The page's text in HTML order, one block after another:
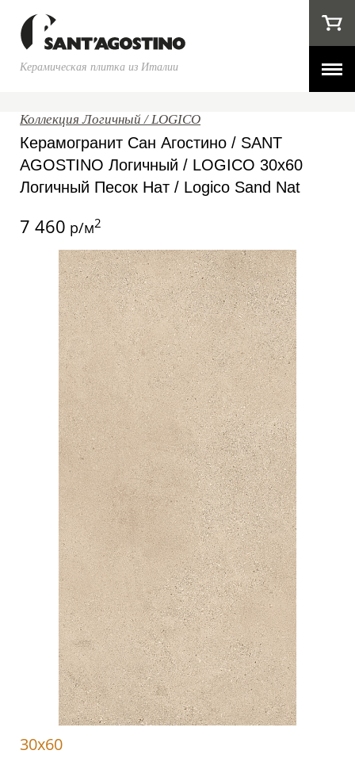
Керамическая плитка из Италии
Коллекция Логичный / LOGICO
Керамогранит Сан Агостино / SANT
AGOSTINO Логичный / LOGICO 30x60
Логичный Песок Нат / Logico Sand Nat
7 460 р/м2
30x60